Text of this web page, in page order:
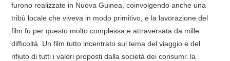
furono realizzate in Nuova Guinea, coinvolgendo anche una
tribù locale che viveva in modo primitivo, e la lavorazione del
film fu per questo molto complessa e attraversata da mille
difficoltà. Un film tutto incentrato sul tema del viaggio e del
rifiuto di tutti i valori proposti dalla società dei consumi: la